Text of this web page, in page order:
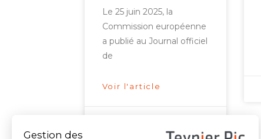
Le 25 juin 2025, la
Commission européenne
a publié au Journal officiel
de
Voir l'article